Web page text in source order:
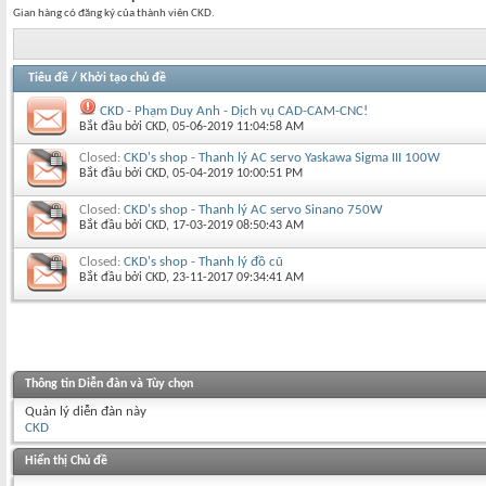
Gian hàng có đăng ký của thành viên CKD.
Tiêu đề / Khởi tạo chủ đề
CKD - Phạm Duy Anh - Dịch vụ CAD-CAM-CNC!
Bắt đầu bởi CKD‎, 05-06-2019 11:04:58 AM
Closed: CKD's shop - Thanh lý AC servo Yaskawa Sigma III 100W
Bắt đầu bởi CKD‎, 05-04-2019 10:00:51 PM
Closed: CKD's shop - Thanh lý AC servo Sinano 750W
Bắt đầu bởi CKD‎, 17-03-2019 08:50:43 AM
Closed: CKD's shop - Thanh lý đồ cũ
Bắt đầu bởi CKD‎, 23-11-2017 09:34:41 AM
Thông tin Diễn đàn và Tùy chọn
Quản lý diễn đàn này
CKD
Hiển thị Chủ đề